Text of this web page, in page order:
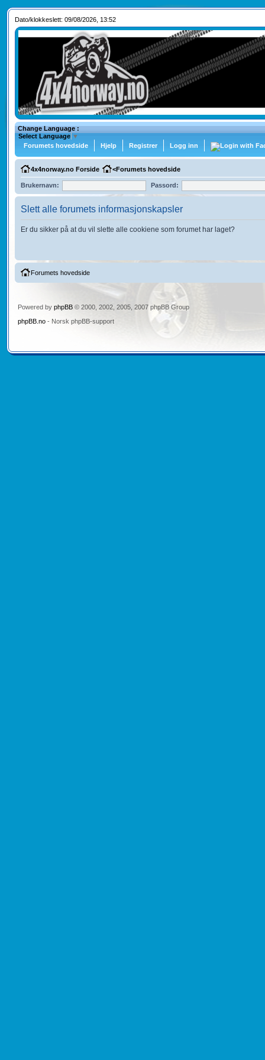
Dato/klokkeslett: 09/08/2026, 13:52
Change Language :
Select Language ▼
Forumets hovedside
Hjelp Registrer Logg inn
4x4norway.no Forside <Forumets hovedside
Brukernavn: Passord:
Slett alle forumets informasjonskapsler
Er du sikker på at du vil slette alle cookiene som forumet har laget?
Forumets hovedside
Powered by phpBB© 2000, 2002, 2005, 2007 phpBB Group
phpBB.no- Norsk phpBB-support